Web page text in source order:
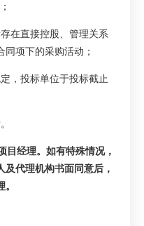
；
在直接控股、管理关系
项下的采购活动；
，投标单位于投标截止
经理。如有特殊情况，
代理机构书面同意后，
。